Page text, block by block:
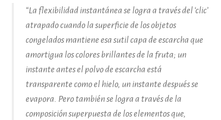
“La flexibilidad instantánea se logra a través del ‘clic’
atrapado cuando la superficie de los objetos
congelados mantiene esa sutil capa de escarcha que
amortigua los colores brillantes de la fruta; un
instante antes el polvo de escarcha está
transparente como el hielo, un instante después se
evapora. Pero también se logra a través de la
composición superpuesta de los elementos que,